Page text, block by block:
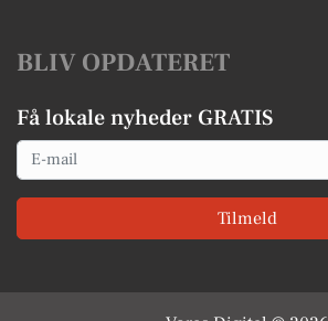
BLIV OPDATERET
Få lokale nyheder GRATIS
Email
Tilmeld